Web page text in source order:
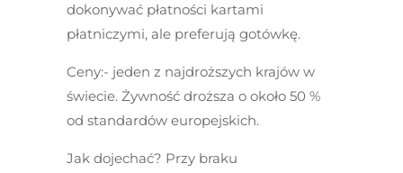
dokonywać płatności kartami
płatniczymi, ale preferują gotówkę.
Ceny:- jeden z najdroższych krajów w
świecie. Żywność droższa o około 50 %
od standardów europejskich.
Jak dojechać? Przy braku